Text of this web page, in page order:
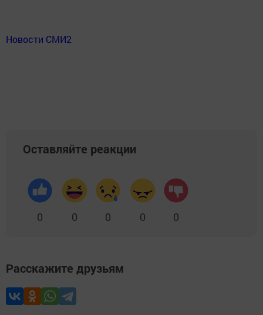
Новости СМИ2
Оставляйте реакции
0 0 0 0 0
Расскажите друзьям